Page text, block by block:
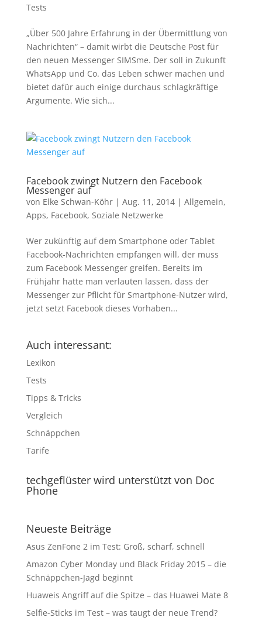
Tests
„Über 500 Jahre Erfahrung in der Übermittlung von
Nachrichten“ – damit wirbt die Deutsche Post für
den neuen Messenger SIMSme. Der soll in Zukunft
WhatsApp und Co. das Leben schwer machen und
bietet dafür auch einige durchaus schlagkräftige
Argumente. Wie sich...
Facebook zwingt Nutzern den Facebook
Messenger auf
von Elke Schwan-Köhr| Aug. 11, 2014| Allgemein,
Apps, Facebook, Soziale Netzwerke
Wer zukünftig auf dem Smartphone oder Tablet
Facebook-Nachrichten empfangen will, der muss
zum Facebook Messenger greifen. Bereits im
Frühjahr hatte man verlauten lassen, dass der
Messenger zur Pflicht für Smartphone-Nutzer wird,
jetzt setzt Facebook dieses Vorhaben...
Auch interessant:
Lexikon
Tests
Tipps & Tricks
Vergleich
Schnäppchen
Tarife
techgeflüster wird unterstützt von Doc
Phone
Neueste Beiträge
Asus ZenFone 2 im Test: Groß, scharf, schnell
Amazon Cyber Monday und Black Friday 2015 – die
Schnäppchen-Jagd beginnt
Huaweis Angriff auf die Spitze – das Huawei Mate 8
Selfie-Sticks im Test – was taugt der neue Trend?